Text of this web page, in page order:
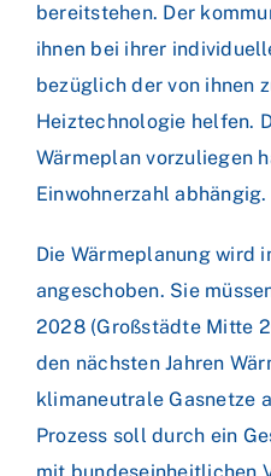
bereitstehen. Der
ihnen bei ihrer
bezüglich der von ihnen
Heiztechnologie helfen.
Wärmeplan vorzuliegen
Einwohnerzahl abhängig.
Die Wärmeplanung wird
angeschoben. Sie
2028 (Großstädte Mitte
den nächsten Jahren
klimaneutrale Gasnetze
Prozess soll durch ein